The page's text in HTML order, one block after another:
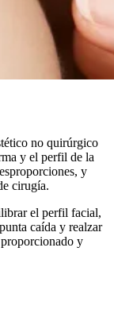
no quirúrgico
y el perfil de la
y
cirugía.
el perfil facial,
caída y realzar
y